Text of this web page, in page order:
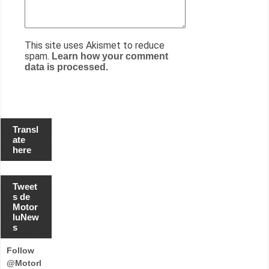
This site uses Akismet to reduce
spam. Learn how your comment
data is processed.
Transl
ate
here
Tweet
s de
Motor
luNew
s
Follow
@Motorl